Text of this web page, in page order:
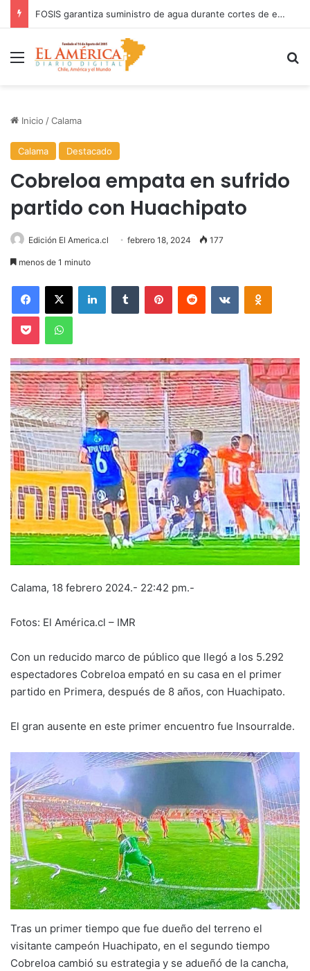
FOSIS garantiza suministro de agua durante cortes de energía a más de 900 vecinos de Antofagasta
Menú
Inicio /Calama
Calama Destacado
Cobreloa empata en sufrido
partido con Huachipato
Edición El America.cl febrero 18, 2024 177
menos de 1 minuto
Facebook
X LinkedInTumblr PinterestReddit VKontakte
Pocket WhatsApp
Calama, 18 febrero 2024.- 22:42 pm.-
Fotos: El América.cl – IMR
Con un reducido marco de público que llegó a los 5.292
espectadores Cobreloa empató en su casa en el primer
partido en Primera, después de 8 años, con Huachipato.
El gran ausente en este primer encuentro fue Insourralde.
Tras un primer tiempo que fue dueño del terreno el
visitante campeón Huachipato, en el segundo tiempo
Cobreloa cambió su estrategia y se adueñó de la cancha,